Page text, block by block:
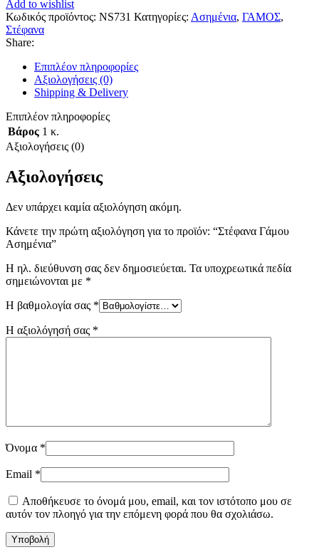
Add to wishlist
Κωδικός προϊόντος: NS731 Κατηγορίες: Ασημένια, ΓΑΜΟΣ,
Στέφανα
Share:
Επιπλέον πληροφορίες
Αξιολογήσεις (0)
Shipping & Delivery
Επιπλέον πληροφορίες
Βάρος 1 κ.
Αξιολογήσεις (0)
Αξιολογήσεις
Δεν υπάρχει καμία αξιολόγηση ακόμη.
Κάνετε την πρώτη αξιολόγηση για το προϊόν: “Στέφανα Γάμου
Ασημένια”
Η ηλ. διεύθυνση σας δεν δημοσιεύεται. Τα υποχρεωτικά πεδία
σημειώνονται με *
Η βαθμολογία σας *
Η αξιολόγησή σας *
Όνομα *
Email *
Αποθήκευσε το όνομά μου, email, και τον ιστότοπο μου σε
αυτόν τον πλοηγό για την επόμενη φορά που θα σχολιάσω.